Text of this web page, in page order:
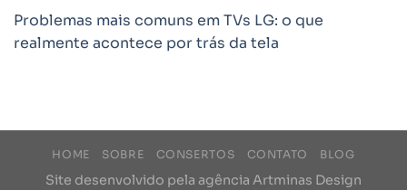
Problemas mais comuns em TVs LG: o que
realmente acontece por trás da tela
HOME SOBRE CONSERTOS CONTATO BLOG
Site desenvolvido pela agência Artminas Design